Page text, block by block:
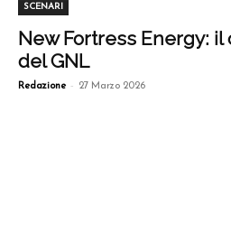
SCENARI
New Fortress Energy: il
del GNL
Redazione - 27 Marzo 2026